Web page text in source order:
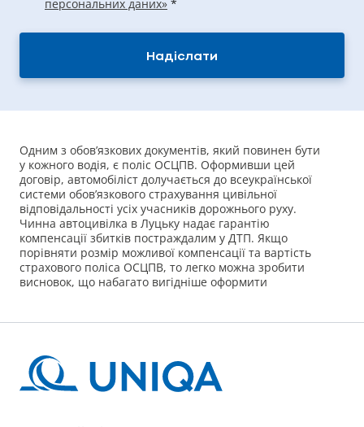
персональних даних» *
Надіслати
Одним з обов’язкових документів, який повинен бути
у кожного водія, є поліс ОСЦПВ. Оформивши цей
договір, автомобіліст долучається до всеукраїнської
системи обов’язкового страхування цивільної
відповідальності усіх учасників дорожнього руху.
Чинна автоцивілка в Луцьку надає гарантію
компенсації збитків постраждалим у ДТП. Якщо
порівняти розмір можливої компенсації та вартість
страхового поліса ОСЦПВ, то легко можна зробити
висновок, що набагато вигідніше оформити
шкоду прийдеться самостійно.
Чому слід придбати поліс
обов’язкового страхування